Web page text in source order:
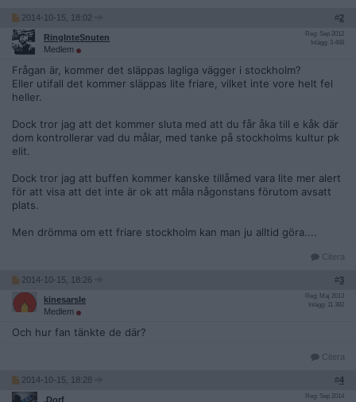
2014-10-15, 18:02 #2
RingInteSnuten
Medlem
Reg: Sep 2012
Inlägg: 3 468
Frågan är, kommer det släppas lagliga vägger i stockholm?
Eller utifall det kommer släppas lite friare, vilket inte vore helt fel
heller.
Dock tror jag att det kommer sluta med att du får åka till e kåk där
dom kontrollerar vad du målar, med tanke på stockholms kultur pk
elit.
Dock tror jag att buffen kommer kanske tillåmed vara lite mer alert
för att visa att det inte är ok att måla någonstans förutom avsatt
plats.
Men drömma om ett friare stockholm kan man ju alltid göra....
Citera
2014-10-15, 18:26 #3
kinesarsle
Medlem
Reg: Maj 2013
Inlägg: 11 382
Och hur fan tänkte de där?
Citera
2014-10-15, 18:28 #4
.Dorf
Reg: Sep 2014